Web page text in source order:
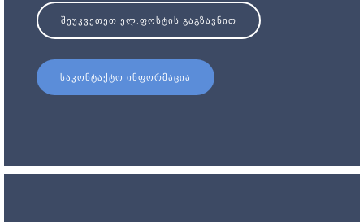
ᲨᲔᲣᲙᲕᲔᲗᲔᲗ ᲔᲚ.ᲤᲝᲡᲢᲘᲡ ᲒᲐᲒᲖᲐᲕᲜᲘᲗ
ᲡᲐᲙᲝᲜᲢᲐᲥᲢᲝ ᲘᲜᲤᲝᲠᲛᲐᲪᲘᲐ